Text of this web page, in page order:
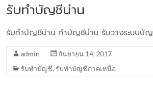
รับทำบัญชีน่าน
รับทำบัญชีน่าน ทำบัญชีน่าน รับวางระบบบัญ
admin
กันยายน 14, 2017
รับทำบัญชี, รับทำบัญชีภาคเหนือ